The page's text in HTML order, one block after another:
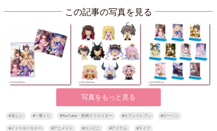
この記事の写真を見る
写真をもっと見る
#欲しい #一番くじ #YouTuber・動画クリエイター #セブンイレブン #ローソン
#イトーヨーカドー #アニメイト #コンビニ #アイテム #ライフ